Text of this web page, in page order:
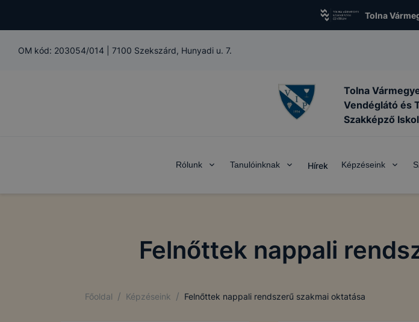
Tolna
OM kód: 203054/014 7100 Szekszárd, Hunyadi u. 7.
Tolna
Vendéglátó és
Szakképző
Rólunk Tanulóinknak Hírek Képzéseink
Felnőttek nappali
Főoldal / Képzéseink / Felnőttek nappali rendszerű szakmai oktatása